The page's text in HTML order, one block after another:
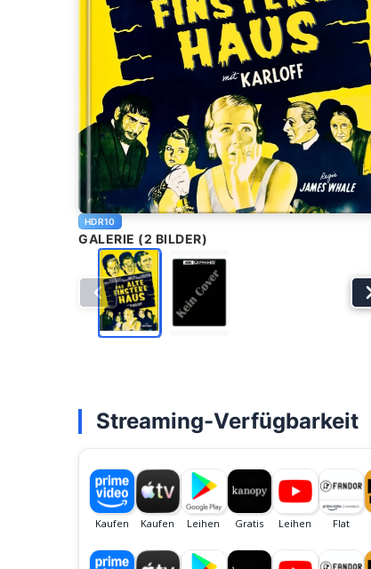
HDR10
GALERIE (2 BILDER)
Streaming-Verfügbarkeit